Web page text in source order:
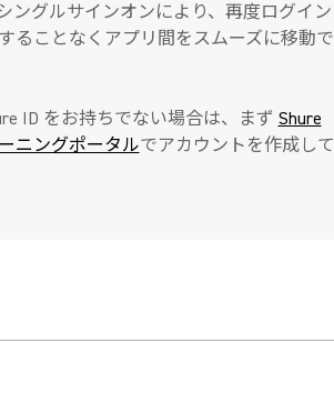
ングルサインオンにより、再度ログイン
ることなくアプリ間をスムーズに移動で
ID をお持ちでない場合は、まず Shure
ニングポータルでアカウントを作成して